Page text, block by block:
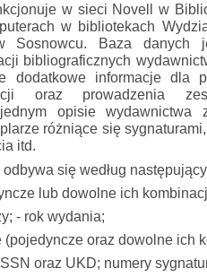
w sieci Novell w
w bibliotekach
Sosnowcu. Baza danych
bibliograficznych
informacje dla
oraz prowadzenia
opisie wydawnictwa
różniące się
itd.
się według
lub dowolne ich
- rok wydania;
(pojedyncze oraz dowolne ich
oraz UKD; numery